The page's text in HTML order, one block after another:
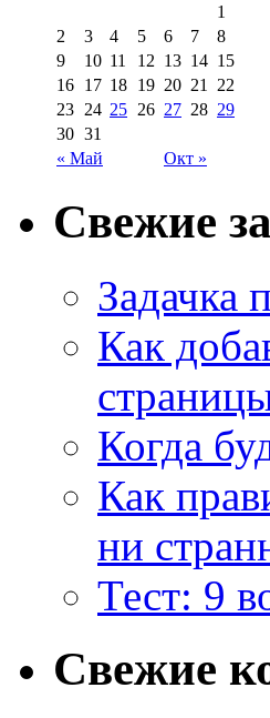
« Май Окт »
1
2
3 4 5 6 7
8
9
10 11 12 13 14 15
16 17 18 19 20 21
22
23 24 25 26 27 28 29
30 31
Свежие
Задачка
Как
Когда
Как
ни
Тест: 9
Свежие